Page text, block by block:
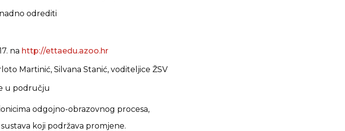
odrediti
na http://ettaedu.azoo.hr
Martinić, Silvana Stanić, voditeljice ŽSV
u području
odgojno-obrazovnog procesa,
koji podržava promjene.